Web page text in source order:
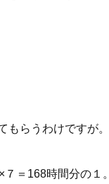
らうわけですが。
＝168時間分の１。